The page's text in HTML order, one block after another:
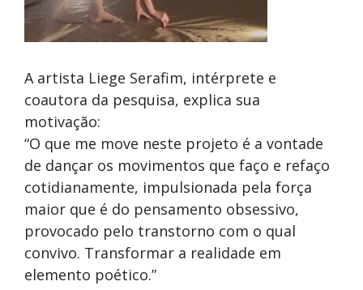
A artista Liege Serafim, intérprete e
coautora da pesquisa, explica sua
motivação:
“O que me move neste projeto é a vontade
de dançar os movimentos que faço e refaço
cotidianamente, impulsionada pela força
maior que é do pensamento obsessivo,
provocado pelo transtorno com o qual
convivo. Transformar a realidade em
elemento poético.”